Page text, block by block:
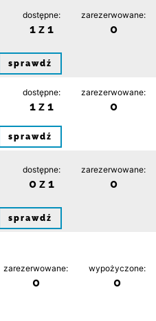
dostępne:
1 z 1
zarezerwowane:
0
sprawdź
dostępne:
1 z 1
zarezerwowane:
0
sprawdź
dostępne:
0 z 1
zarezerwowane:
0
sprawdź
zarezerwowane:
0
wypożyczone:
0